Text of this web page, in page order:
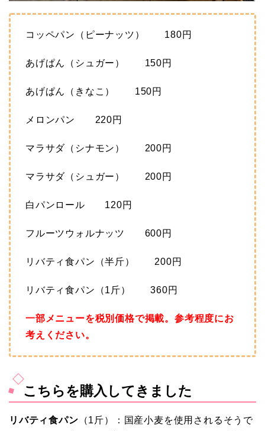
コッペパン（ピーナッツ） 180円
あげぱん（シュガー） 150円
あげぱん（きなこ） 150円
メロンパン 220円
マラサダ（シナモン） 200円
マラサダ（シュガー） 200円
白パンロール 120円
フルーツウォルナッツ 600円
リバティ食パン（半斤） 200円
リバティ食パン（1斤） 360円
一部メニューを税別価格で掲載。参考程度にお
考えください。
こちらを購入してきました
リバティ食パン （1斤）：国産小麦を使用されるそうで